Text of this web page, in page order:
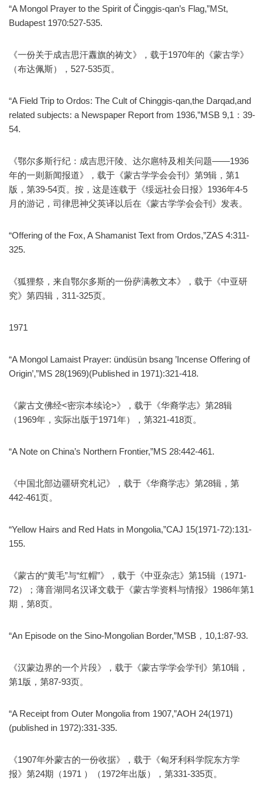
“A Mongol Prayer to the Spirit of Činggis-qan’s Flag,”MSt,
Budapest 1970:527-535.
《一份关于成吉思汗纛旗的祷文》，载于1970年的《蒙古学》
（布达佩斯），527-535页。
“A Field Trip to Ordos: The Cult of Chinggis-qan,the Darqad,and
related subjects: a Newspaper Report from 1936,”MSB 9,1：39-
54.
《鄂尔多斯行纪：成吉思汗陵、达尔扈特及相关问题——1936
年的一则新闻报道》，载于《蒙古学学会会刊》第9辑，第1
版，第39-54页。按，这是连载于《绥远社会日报》1936年4-5
月的游记，司律思神父英译以后在《蒙古学学会会刊》发表。
“Offering of the Fox, A Shamanist Text from Ordos,”ZAS 4:311-
325.
《狐狸祭，来自鄂尔多斯的一份萨满教文本》，载于《中亚研
究》第四辑，311-325页。
1971
“A Mongol Lamaist Prayer: ündüsün bsang ’Incense Offering of
Origin’,”MS 28(1969)(Published in 1971):321-418.
《蒙古文佛经<密宗本续论>》，载于《华裔学志》第28辑
（1969年，实际出版于1971年），第321-418页。
“A Note on China’s Northern Frontier,”MS 28:442-461.
《中国北部边疆研究札记》，载于《华裔学志》第28辑，第
442-461页。
“Yellow Hairs and Red Hats in Mongolia,”CAJ 15(1971-72):131-
155.
《蒙古的“黄毛”与“红帽”》，载于《中亚杂志》第15辑（1971-
72）；薄音湖同名汉译文载于《蒙古学资料与情报》1986年第1
期，第8页。
“An Episode on the Sino-Mongolian Border,”MSB，10,1:87-93.
《汉蒙边界的一个片段》，载于《蒙古学学会学刊》第10辑，
第1版，第87-93页。
“A Receipt from Outer Mongolia from 1907,”AOH 24(1971)
(published in 1972):331-335.
《1907年外蒙古的一份收据》，载于《匈牙利科学院东方学
报》第24期（1971 ）（1972年出版），第331-335页。